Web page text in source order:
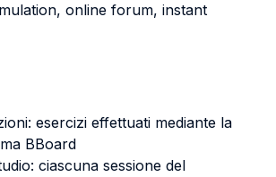
online forum, instant
esercizi effettuati mediante la
BBoard
ciascuna sessione del